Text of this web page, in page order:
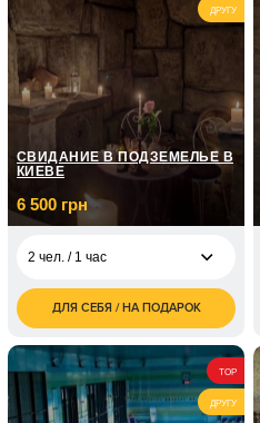
ДРУГУ
СВИДАНИЕ В ПОДЗЕМЕЛЬЕ В
КИЕВЕ
6 500 грн
2 чел. / 1 час
6 500
грн
2 чел. / 2 часа
7 500
грн
ДЛЯ СЕБЯ / НА ПОДАРОК
TOP
ДРУГУ